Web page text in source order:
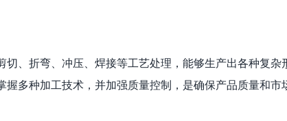
、折弯、冲压、焊接等工艺处理，能够生产出各种复
多种加工技术，并加强质量控制，是确保产品质量和市